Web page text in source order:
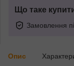
Що таке
Замовлення
Опис